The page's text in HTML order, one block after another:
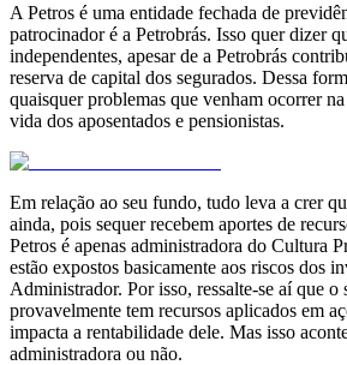
A Petros é uma entidade fechada de
patrocinador é a Petrobrás. Isso quer dizer
independentes, apesar de a Petrobrás
reserva de capital dos segurados. Dessa
quaisquer problemas que venham ocorrer
vida dos aposentados e pensionistas.
Em relação ao seu fundo, tudo leva a crer
ainda, pois sequer recebem aportes de
Petros é apenas administradora do Cultura
estão expostos basicamente aos riscos dos
Administrador. Por isso, ressalte-se aí que o
provavelmente tem recursos aplicados em
impacta a rentabilidade dele. Mas isso
administradora ou não.